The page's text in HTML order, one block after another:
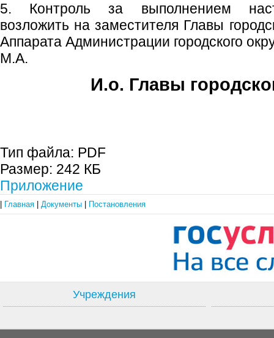
5. Контроль за выполнением
возложить на заместителя Главы
Аппарата Администрации городского
М.А.
И.о. Главы
Тип файла: PDF
Размер: 242 КБ
Приложение
Главная Документы Постановления
Учреждения